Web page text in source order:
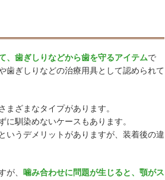
、歯ぎしりなどから歯を守るアイテムで
歯ぎしりなどの治療用具として認められて
ざまなタイプがあります。
馴染めないケースもあります。
いうデメリットがありますが、装着後の違
が、
噛み合わせに問題が生じると、顎がス